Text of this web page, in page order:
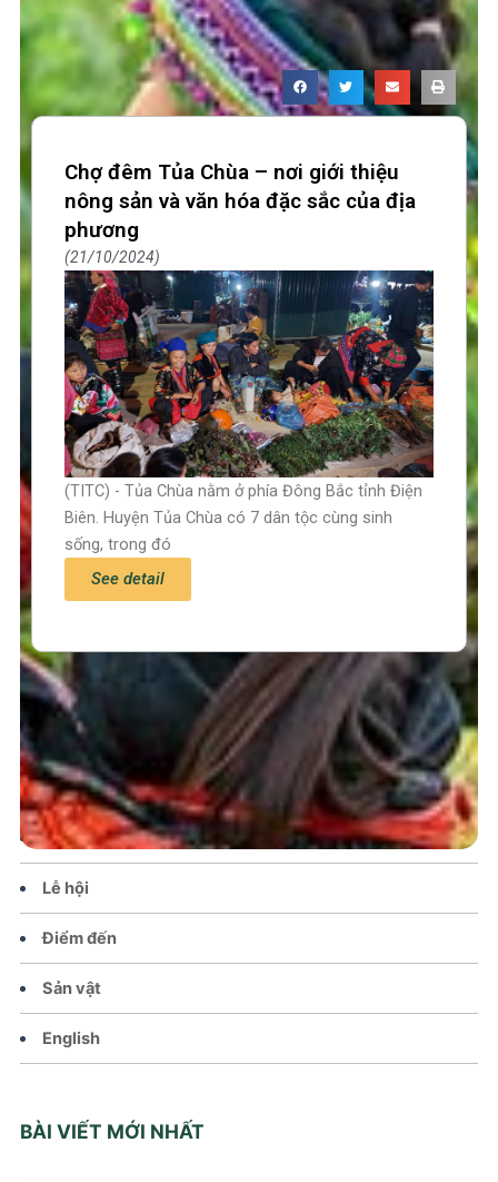
Trang chủ
Tin tức – Sự kiện
Chính sách
Văn hoá – Đời sống
Lễ hội
Điểm đến
Sản vật
English
BÀI VIẾT MỚI NHẤT
Chợ đêm Tủa Chùa – nơi giới thiệu
nông sản và văn hóa đặc sắc của địa
phương
21/10/2024
(TITC) - Tủa Chùa nằm ở phía Đông Bắc tỉnh Điện
Biên. Huyện Tủa Chùa có 7 dân tộc cùng sinh
sống, trong đó
See detail